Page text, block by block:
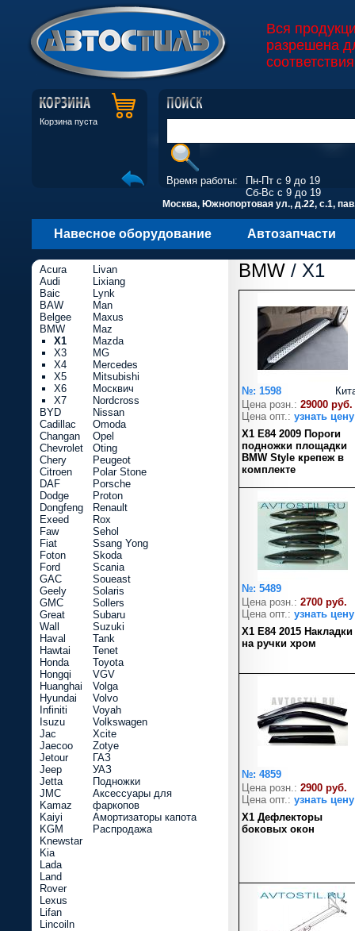
Вся
разрешена
Корзина пуста
Время работы:
Пн-Пт с 9 до 19
Сб-Вс с 9 до 19
Москва, Южнопортовая ул., д.22, с.1,
Навесное оборудование Автозапчасти
BMW / X1
№: 1598
Цена розн.: 29000 руб.
Цена опт.: узнать цену
X1 Е84 2009 Пороги
подножки площадки
BMW Style крепеж в
комплекте
№: 5489
Цена розн.: 2700 руб.
Цена опт.: узнать цену
X1 Е84 2015 Накладки
на ручки хром
№: 4859
Цена розн.: 2900 руб.
Цена опт.: узнать цену
X1 Дефлекторы
боковых окон
Acura
Audi
Baic
BAW
Belgee
BMW
X1
X3
X4
X5
X6
X7
BYD
Cadillac
Changan
Chevrolet
Chery
Citroen
DAF
Dodge
Dongfeng
Exeed
Faw
Fiat
Foton
Ford
GAC
Geely
GMC
Great
Wall
Haval
Hawtai
Honda
Hongqi
Huanghai
Hyundai
Infiniti
Isuzu
Jac
Jaecoo
Jetour
Jeep
Jetta
JMC
Kamaz
Kaiyi
KGM
Knewstar
Kia
Lada
Land
Rover
Lexus
Lifan
Lincoiln
Livan
Lixiang
Lynk
Man
Maxus
Maz
Mazda
MG
Mercedes
Mitsubishi
Москвич
Nordcross
Nissan
Omoda
Opel
Oting
Peugeot
Polar Stone
Porsche
Proton
Renault
Rox
Sehol
Ssang Yong
Skoda
Scania
Soueast
Solaris
Sollers
Subaru
Suzuki
Tank
Tenet
Toyota
VGV
Volga
Volvo
Voyah
Volkswagen
Xcite
Zotye
ГАЗ
УАЗ
Подножки
Аксессуары для
фаркопов
Амортизаторы капота
Распродажа